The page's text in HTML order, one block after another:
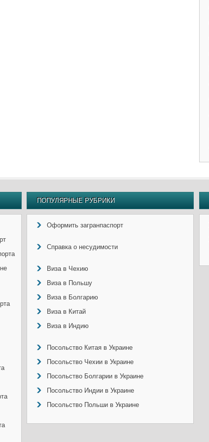
ПОПУЛЯРНЫЕ РУБРИКИ
Оформить загранпаспорт
Справка о несудимости
Виза в Чехию
Виза в Польшу
Виза в Болгарию
Виза в Китай
Виза в Индию
Посольство Китая в Украине
Посольство Чехии в Украине
Посольство Болгарии в Украине
Посольство Индии в Украине
Посольство Польши в Украине